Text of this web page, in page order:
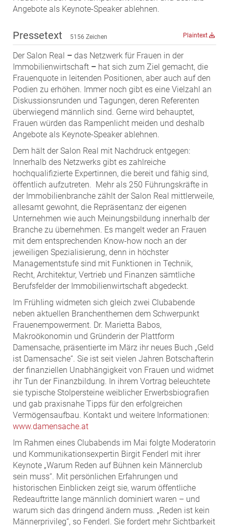
Schwabenhaus
STEUP Realitäten
STIX + Partner
teamneunzehn
VÖPE Next
Verband Österreichischer Versicherungsmakler
Weinrauch Rechtsanwälte
WINEGG Realitäten
Media
Pressekontakt
Angebote als Keynote-Speaker ablehnen.
Pressetext 5156 Zeichen Plaintext
Der Salon Real – das Netzwerk für Frauen in der
Immobilienwirtschaft – hat sich zum Ziel gemacht, die
Frauenquote in leitenden Positionen, aber auch auf den
Podien zu erhöhen. Immer noch gibt es eine Vielzahl an
Diskussionsrunden und Tagungen, deren Referenten
überwiegend männlich sind. Gerne wird behauptet,
Frauen würden das Rampenlicht meiden und deshalb
Angebote als Keynote-Speaker ablehnen.
Dem hält der Salon Real mit Nachdruck entgegen:
Innerhalb des Netzwerks gibt es zahlreiche
hochqualifizierte Expertinnen, die bereit und fähig sind,
öffentlich aufzutreten. Mehr als 250 Führungskräfte in
der Immobilienbranche zählt der Salon Real mittlerweile,
allesamt gewohnt, die Repräsentanz der eigenen
Unternehmen wie auch Meinungsbildung innerhalb der
Branche zu übernehmen. Es mangelt weder an Frauen
mit dem entsprechenden Know-how noch an der
jeweiligen Spezialisierung, denn in höchster
Managementstufe sind mit Funktionen in Technik,
Recht, Architektur, Vertrieb und Finanzen sämtliche
Berufsfelder der Immobilienwirtschaft abgedeckt.
Im FrühIing widmeten sich gleich zwei Clubabende
neben aktuellen Branchenthemen dem Schwerpunkt
Frauenempowerment. Dr. Marietta Babos,
Makroökonomin und Gründerin der Plattform
Damensache, präsentierte im März ihr neues Buch „Geld
ist Damensache“. Sie ist seit vielen Jahren Botschafterin
der finanziellen Unabhängigkeit von Frauen und widmet
ihr Tun der Finanzbildung. In ihrem Vortrag beleuchtete
sie typische Stolpersteine weiblicher Erwerbsbiografien
und gab praxisnahe Tipps für den erfolgreichen
Vermögensaufbau. Kontakt und weitere Informationen:
www.damensache.at
Im Rahmen eines Clubabends im Mai folgte Moderatorin
und Kommunikationsexpertin Birgit Fenderl mit ihrer
Keynote „Warum Reden auf Bühnen kein Männerclub
sein muss“. Mit persönlichen Erfahrungen und
historischen Einblicken zeigt sie, warum öffentliche
Redeauftritte lange männlich dominiert waren – und
warum sich das dringend ändern muss. „Reden ist kein
Männerprivileg“, so Fenderl. Sie fordert mehr Sichtbarkeit